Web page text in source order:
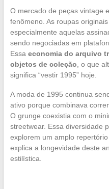
O mercado de peças vintage
fenômeno. As roupas
especialmente aquelas
sendo negociadas em
Essa economia do arquivo
objetos de coleção, o que
significa “vestir 1995” hoje.
A moda de 1995 continua
ativo porque combinava
O grunge coexistia com o
streetwear. Essa diversidade
explorem um amplo
explica a longevidade deste
estilística.